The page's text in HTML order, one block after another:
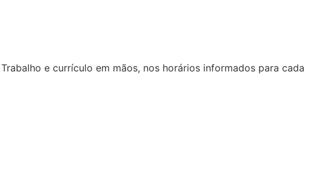
e currículo em mãos, nos horários informados para cada